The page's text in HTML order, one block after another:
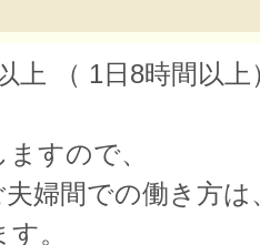
上 （ 1日8時間以上
すので、
婦間での働き方は
。